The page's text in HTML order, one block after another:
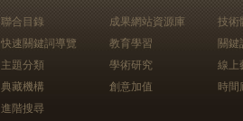
聯合目錄
快速關鍵詞導覽
主題分類
典藏機構
進階搜尋
成果網站資源庫
教育學習
學術研究
創意加值
技術
關鍵
線上
時間